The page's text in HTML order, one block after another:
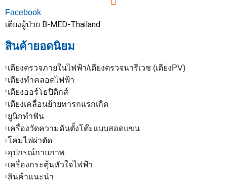
Facebook
เตียงผู้ป่วย B-MED-Thailand
สินค้ายอดนิยม
เตียงตรวจภายในไฟฟ้า/เตียงตรวจนารีเวช (เตียงPV)
เตียงทำคลอดไฟฟ้า
เตียงออร์โธปิดิกส์
เตียงเคลื่อนย้ายทารกแรกเกิด
ยูนิกทำฟัน
เครื่องวัดความดันตั้งโต๊ะแบบสอดแขน
โคมไฟผ่าตัด
อุปกรณ์กายภาพ
เครื่องกระตุ้นหัวใจไฟฟ้า
สินค้าแนะนำ